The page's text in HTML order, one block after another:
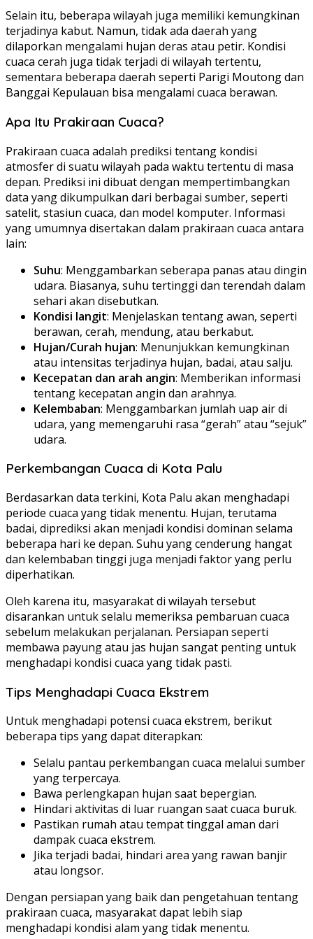
Selain itu, beberapa wilayah juga memiliki kemungkinan
terjadinya kabut. Namun, tidak ada daerah yang
dilaporkan mengalami hujan deras atau petir. Kondisi
cuaca cerah juga tidak terjadi di wilayah tertentu,
sementara beberapa daerah seperti Parigi Moutong dan
Banggai Kepulauan bisa mengalami cuaca berawan.
Apa Itu Prakiraan Cuaca?
Prakiraan cuaca adalah prediksi tentang kondisi
atmosfer di suatu wilayah pada waktu tertentu di masa
depan. Prediksi ini dibuat dengan mempertimbangkan
data yang dikumpulkan dari berbagai sumber, seperti
satelit, stasiun cuaca, dan model komputer. Informasi
yang umumnya disertakan dalam prakiraan cuaca antara
lain:
Suhu: Menggambarkan seberapa panas atau dingin
udara. Biasanya, suhu tertinggi dan terendah dalam
sehari akan disebutkan.
Kondisi langit: Menjelaskan tentang awan, seperti
berawan, cerah, mendung, atau berkabut.
Hujan/Curah hujan: Menunjukkan kemungkinan
atau intensitas terjadinya hujan, badai, atau salju.
Kecepatan dan arah angin: Memberikan informasi
tentang kecepatan angin dan arahnya.
Kelembaban: Menggambarkan jumlah uap air di
udara, yang memengaruhi rasa “gerah” atau “sejuk”
udara.
Perkembangan Cuaca di Kota Palu
Berdasarkan data terkini, Kota Palu akan menghadapi
periode cuaca yang tidak menentu. Hujan, terutama
badai, diprediksi akan menjadi kondisi dominan selama
beberapa hari ke depan. Suhu yang cenderung hangat
dan kelembaban tinggi juga menjadi faktor yang perlu
diperhatikan.
Oleh karena itu, masyarakat di wilayah tersebut
disarankan untuk selalu memeriksa pembaruan cuaca
sebelum melakukan perjalanan. Persiapan seperti
membawa payung atau jas hujan sangat penting untuk
menghadapi kondisi cuaca yang tidak pasti.
Tips Menghadapi Cuaca Ekstrem
Untuk menghadapi potensi cuaca ekstrem, berikut
beberapa tips yang dapat diterapkan:
Selalu pantau perkembangan cuaca melalui sumber
yang terpercaya.
Bawa perlengkapan hujan saat bepergian.
Hindari aktivitas di luar ruangan saat cuaca buruk.
Pastikan rumah atau tempat tinggal aman dari
dampak cuaca ekstrem.
Jika terjadi badai, hindari area yang rawan banjir
atau longsor.
Dengan persiapan yang baik dan pengetahuan tentang
prakiraan cuaca, masyarakat dapat lebih siap
menghadapi kondisi alam yang tidak menentu.